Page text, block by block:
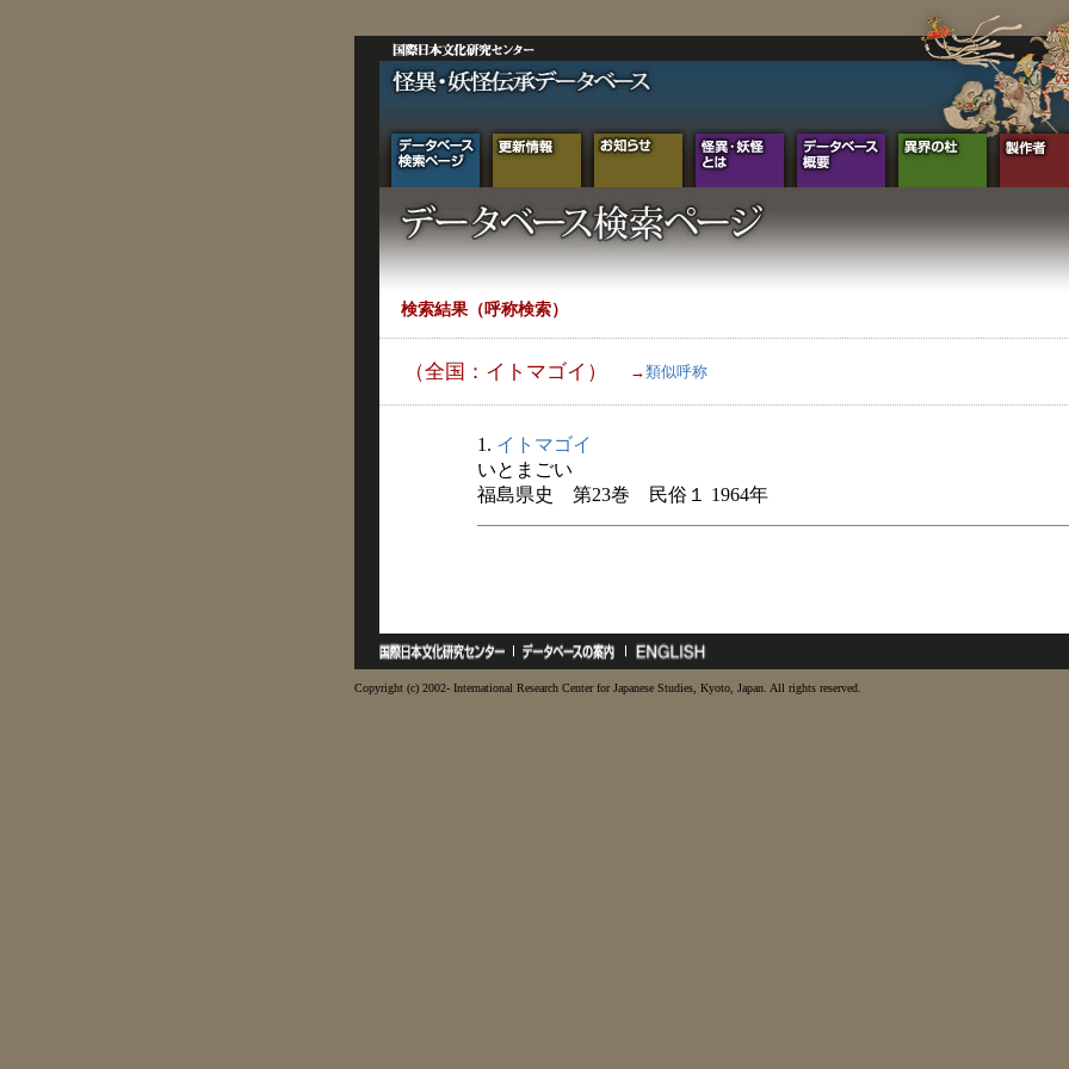
検索結果（呼称検索）
（全国：イトマゴイ） →類似呼称
1. イトマゴイ
いとまごい
福島県史 第23巻 民俗１ 1964年
Copyright (c) 2002- International Research Center for Japanese Studies, Kyoto, Japan. All rights reserved.